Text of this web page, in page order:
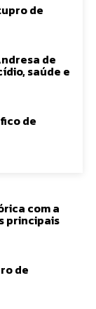
de
de
saúde e
de
com a
principais
de